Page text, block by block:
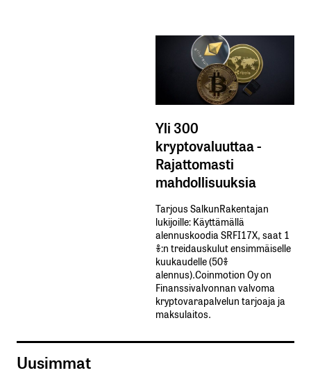
Yli 300
kryptovaluuttaa -
Rajattomasti
mahdollisuuksia
Tarjous SalkunRakentajan
lukijoille: Käyttämällä​ ​
alennuskoodia​ ​SRFI17X,​ ​saat​ ​1
%:n treidauskulut​ ​ensimmäiselle​ ​
kuukaudelle​ ​(50%​ ​
alennus).Coinmotion Oy on
Finanssivalvonnan valvoma
kryptovarapalvelun tarjoaja ja
maksulaitos.
Uusimmat